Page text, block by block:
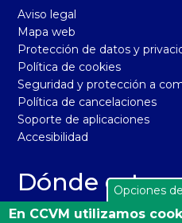
Aviso legal
Mapa web
Protección de datos y
Política de cookies
Seguridad y protección a
Política de cancelaciones
Soporte de aplicaciones
Accesibilidad
Dónde
El Real Club de Campo Villa
Opciones
En CCVM utilizamos